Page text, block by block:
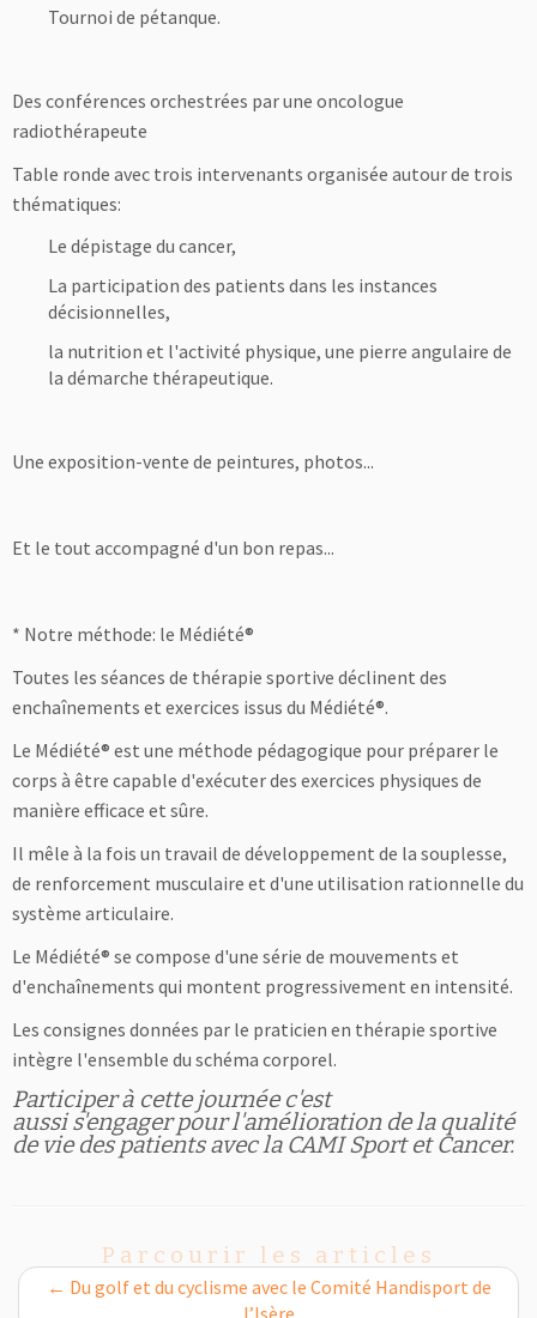
Tournoi de pétanque.
Des conférences orchestrées par une oncologue
radiothérapeute
Table ronde avec trois intervenants organisée autour de trois
thématiques:
Le dépistage du cancer,
La participation des patients dans les instances
décisionnelles,
la nutrition et l'activité physique, une pierre angulaire de
la démarche thérapeutique.
Une exposition-vente de peintures, photos...
Et le tout accompagné d'un bon repas...
* Notre méthode: le Médiété®
Toutes les séances de thérapie sportive déclinent des
enchaînements et exercices issus du Médiété®.
Le Médiété® est une méthode pédagogique pour préparer le
corps à être capable d'exécuter des exercices physiques de
manière efficace et sûre.
Il mêle à la fois un travail de développement de la souplesse,
de renforcement musculaire et d'une utilisation rationnelle du
système articulaire.
Le Médiété® se compose d'une série de mouvements et
d'enchaînements qui montent progressivement en intensité.
Les consignes données par le praticien en thérapie sportive
intègre l'ensemble du schéma corporel.
Participer à cette journée c'est
aussi s'engager pour l'amélioration de la qualité
de vie des patients avec la CAMI Sport et Cancer.
Parcourir les articles
← Du golf et du cyclisme avec le Comité Handisport de